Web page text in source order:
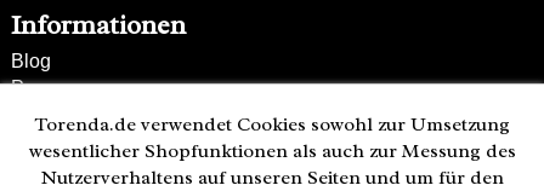
Informationen
Blog
Presse
Partner
Versand und Zahlung
Bestellung wiederrufen
Torenda.de verwendet Cookies sowohl zur Umsetzung
wesentlicher Shopfunktionen als auch zur Messung des
Nutzerverhaltens auf unseren Seiten und um für den